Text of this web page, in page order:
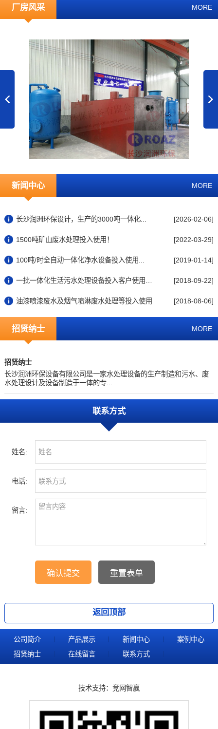
厂房风采 MORE
新闻中心 MORE
长沙润洲环保设计，生产的3000吨一体化... [2026-02-06]
1500吨矿山废水处理投入使用！ [2022-03-29]
100吨/时全自动一体化净水设备投入使用... [2019-01-14]
[2018-09-22]
油漆喷漆废水及烟气喷淋废水处理等投入使用 [2018-08-06]
招贤纳士 MORE
招贤纳士
长沙润洲环保设备有限公司是一家水处理设备的生产制造和污水、废
水处理设计及设备制造于一体的专...
联系方式
姓名:
电话:
留言:
返回顶部
公司简介 产品展示 新闻中心
案例中心
招贤纳士
在线留言 联系方式
技术支持： 竞网智赢